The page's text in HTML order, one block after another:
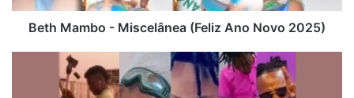
Beth Mambo - Miscelânea (Feliz Ano Novo 2025)